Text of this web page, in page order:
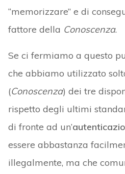
“memorizzare” e di
fattore della Conoscenza.
Se ci fermiamo a questo
che abbiamo utilizzato
(Conoscenza) dei tre
rispetto degli ultimi
di fronte ad un’
essere abbastanza
illegalmente, ma che